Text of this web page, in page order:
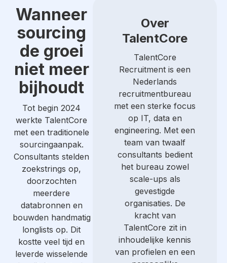
Wanneer
sourcing
de groei
niet meer
bijhoudt
Tot begin 2024
werkte TalentCore
met een traditionele
sourcingaanpak.
Consultants stelden
zoekstrings op,
doorzochten
meerdere
databronnen en
bouwden handmatig
longlists op. Dit
kostte veel tijd en
leverde wisselende
Over
TalentCore
TalentCore
Recruitment is een
Nederlands
recruitmentbureau
met een sterke focus
op IT, data en
engineering. Met een
team van twaalf
consultants bedient
het bureau zowel
scale-ups als
gevestigde
organisaties. De
kracht van
TalentCore zit in
inhoudelijke kennis
van profielen en een